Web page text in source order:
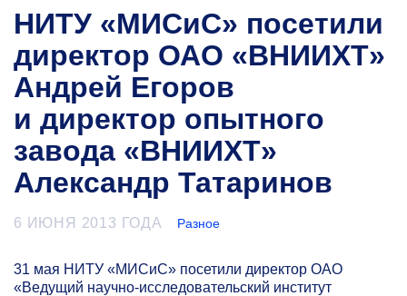
НИТУ «МИСиС» посетили
директор ОАО «ВНИИХТ»
Андрей Егоров
и директор опытного
завода «ВНИИХТ»
Александр Татаринов
6 ИЮНЯ 2013 ГОДА Разное
31 мая НИТУ «МИСиС» посетили директор ОАО
«Ведущий научно-исследовательский институт